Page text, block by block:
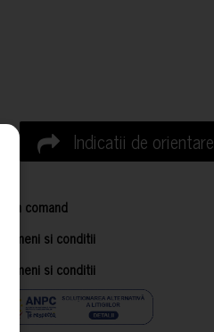
Indicatii de orientare
Cum comand
Termeni si conditii
Termeni si conditii